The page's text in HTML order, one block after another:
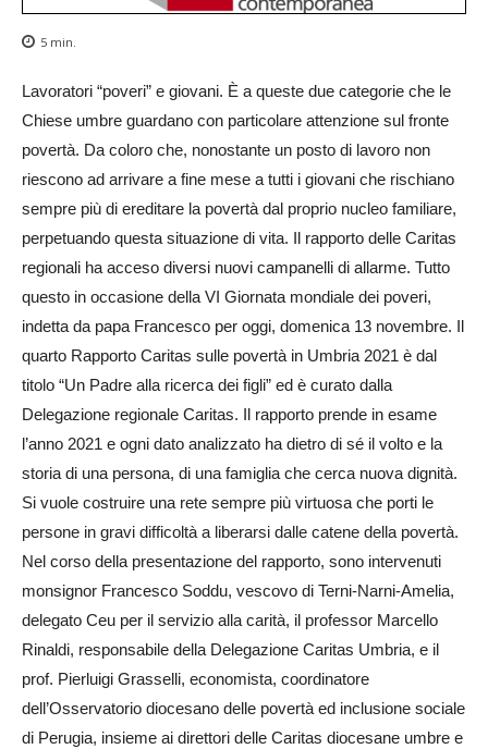
5 min.
Lavoratori “poveri” e giovani. È a queste due categorie che le
Chiese umbre guardano con particolare attenzione sul fronte
povertà. Da coloro che, nonostante un posto di lavoro non
riescono ad arrivare a fine mese a tutti i giovani che rischiano
sempre più di ereditare la povertà dal proprio nucleo familiare,
perpetuando questa situazione di vita. Il rapporto delle Caritas
regionali ha acceso diversi nuovi campanelli di allarme. Tutto
questo in occasione della VI Giornata mondiale dei poveri,
indetta da papa Francesco per oggi, domenica 13 novembre. Il
quarto Rapporto Caritas sulle povertà in Umbria 2021 è dal
titolo “Un Padre alla ricerca dei figli” ed è curato dalla
Delegazione regionale Caritas.
Il rapporto prende in esame
l’anno 2021 e ogni dato analizzato ha dietro di sé il volto e la
storia di una persona, di una famiglia che cerca nuova dignità.
Si vuole costruire una rete sempre più virtuosa che porti le
persone in gravi difficoltà a liberarsi dalle catene della povertà.
Nel corso della presentazione del rapporto, sono intervenuti
monsignor Francesco Soddu, vescovo di Terni-Narni-Amelia,
delegato Ceu per il servizio alla carità, il professor Marcello
Rinaldi, responsabile della Delegazione Caritas Umbria, e il
prof. Pierluigi Grasselli, economista, coordinatore
dell’Osservatorio diocesano delle povertà ed inclusione sociale
di Perugia, insieme ai direttori delle Caritas diocesane umbre e